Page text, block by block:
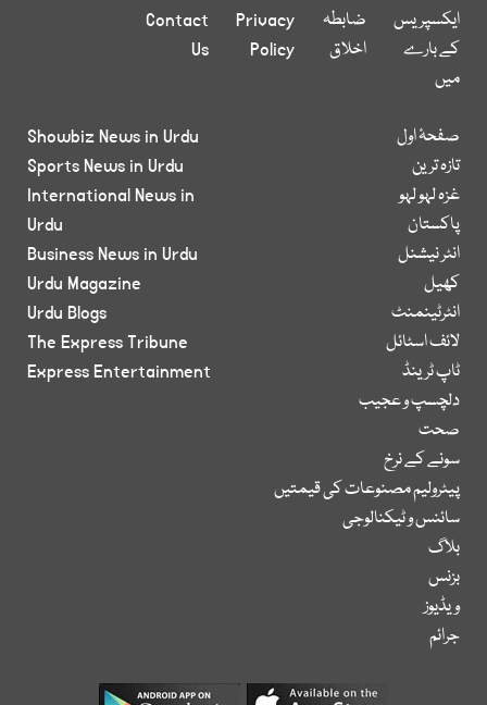
ایکسپریس
کے بارے
میں
ضابطہ
اخلاق
Privacy
Policy
Contact
Us
صفحۂ اول
تازہ ترین
غزہ لہو لہو
پاکستان
انٹر نیشنل
کھیل
انٹرٹینمنٹ
لائف اسٹائل
ٹاپ ٹرینڈ
دلچسپ و عجیب
صحت
سونے کے نرخ
پیٹرولیم مصنوعات کی قیمتیں
سائنس و ٹیکنالوجی
بلاگ
بزنس
ویڈیوز
جرائم
Showbiz News in Urdu
Sports News in Urdu
International News in
Urdu
Business News in Urdu
Urdu Magazine
Urdu Blogs
The Express Tribune
Express Entertainment